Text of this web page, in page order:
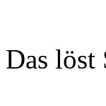
Das löst